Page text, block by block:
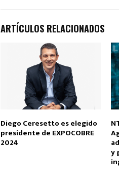
ARTÍCULOS RELACIONADOS
Diego Ceresetto es elegido
presidente de EXPOCOBRE
2024
y